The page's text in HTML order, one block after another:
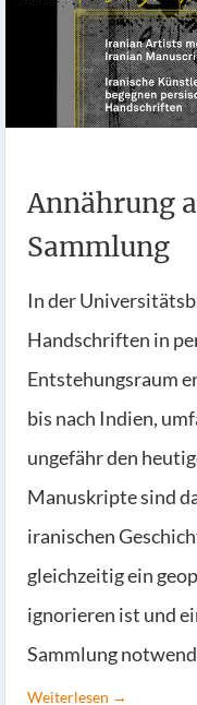
Annährung
Sammlung
In der
Handschriften in
Entstehungsraum
bis nach Indien,
ungefähr den
Manuskripte sind
iranischen
gleichzeitig ein
ignorieren ist und
Sammlung
Weiterlesen →